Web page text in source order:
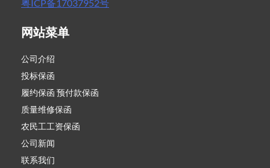
粤ICP备17037952号
网站菜单
公司介绍
投标保函
履约保函 预付款保函
质量维修保函
农民工工资保函
公司新闻
联系我们